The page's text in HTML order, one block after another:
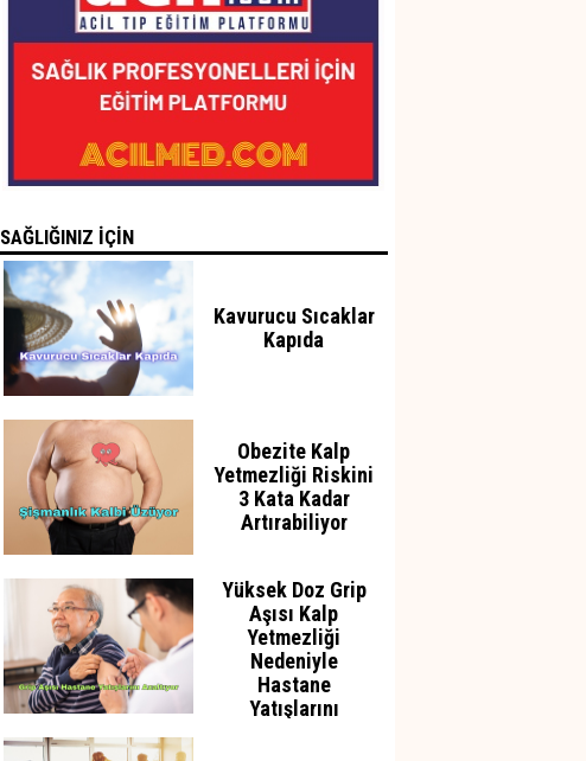
SAĞLIĞINIZ İÇİN
Kavurucu Sıcaklar
Kapıda
Obezite Kalp
Yetmezliği Riskini
3 Kata Kadar
Artırabiliyor
Yüksek Doz Grip
Aşısı Kalp
Yetmezliği
Nedeniyle
Hastane
Yatışlarını